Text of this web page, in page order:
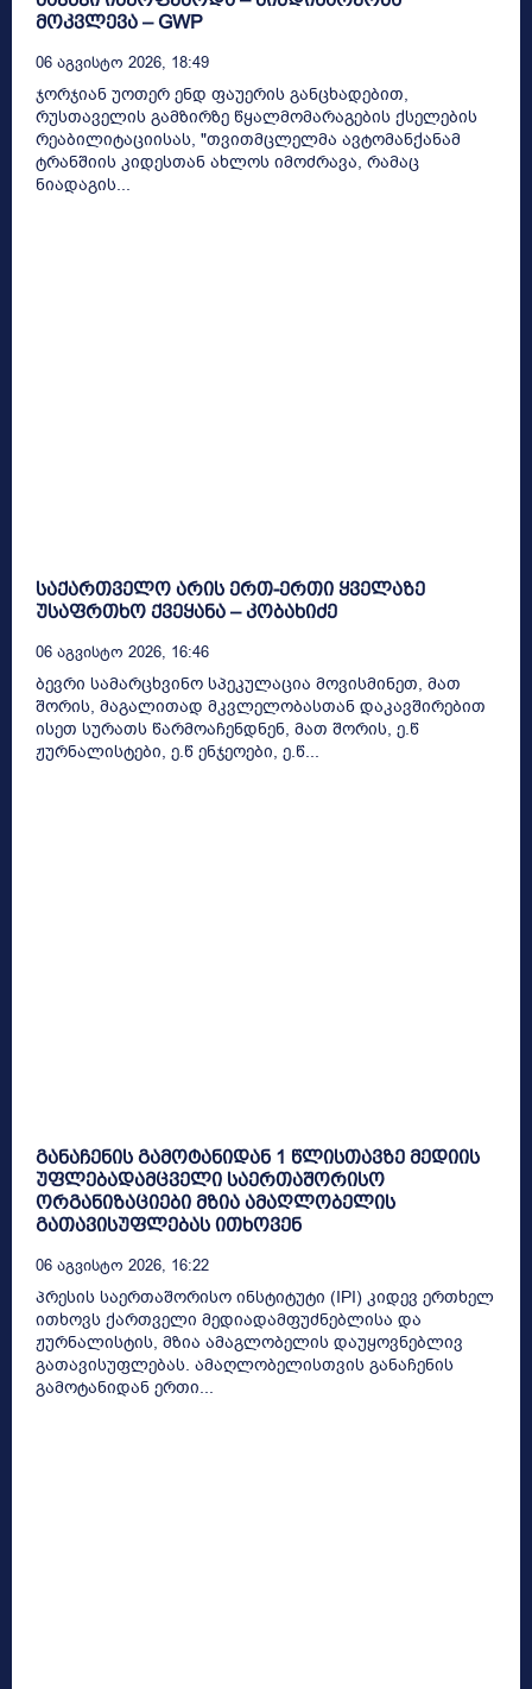
მოკვლევა – GWP
06 Აგვისტო 2026, 18:49
ჯორჯიან უოთერ ენდ ფაუერის განცხადებით,
რუსთაველის გამზირზე წყალმომარაგების ქსელების
რეაბილიტაციისას, "თვითმცლელმა ავტომანქანამ
ტრანშიის კიდესთან ახლოს იმოძრავა, რამაც
ნიადაგის...
საქართველო არის ერთ-ერთი ყველაზე
უსაფრთხო ქვეყანა – კობახიძე
06 Აგვისტო 2026, 16:46
ბევრი სამარცხვინო სპეკულაცია მოვისმინეთ, მათ
შორის, მაგალითად მკვლელობასთან დაკავშირებით
ისეთ სურათს წარმოაჩენდნენ, მათ შორის, ე.წ
ჟურნალისტები, ე.წ ენჯეოები, ე.წ...
განაჩენის გამოტანიდან 1 წლისთავზე მედიის
უფლებადამცველი საერთაშორისო
ორგანიზაციები მზია ამაღლობელის
გათავისუფლებას ითხოვენ
06 Აგვისტო 2026, 16:22
პრესის საერთაშორისო ინსტიტუტი (IPI) კიდევ ერთხელ
ითხოვს ქართველი მედიადამფუძნებლისა და
ჟურნალისტის, მზია ამაგლობელის დაუყოვნებლივ
გათავისუფლებას. ამაღლობელისთვის განაჩენის
გამოტანიდან ერთი...